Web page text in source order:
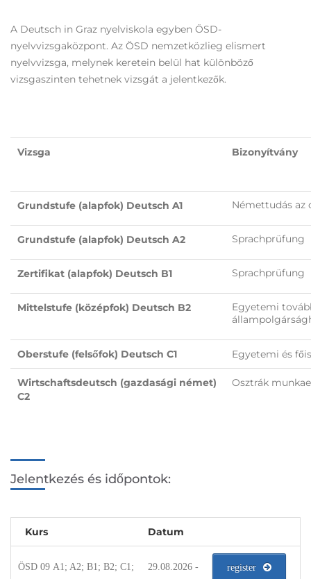
A Deutsch in Graz nyelviskola egyben ÖSD-
nyelvvizsgaközpont. Az ÖSD nemzetközlieg elismert
nyelvvizsga, melynek keretein belül hat különböző
vizsgaszinten tehetnek vizsgát a jelentkezők.
Vizsga Bizonyítvány
Grundstufe (alapfok) Deutsch A1 Némettudás az
Grundstufe (alapfok) Deutsch A2 Sprachprüfung
Zertifikat (alapfok) Deutsch B1 Sprachprüfung
Mittelstufe (középfok) Deutsch B2
Egyetemi
Oberstufe (felsőfok) Deutsch C1 Egyetemi és
Wirtschaftsdeutsch (gazdasági német)
C2
Osztrák
Jelentkezés és időpontok:
Kurs Datum
ÖSD 09 A1; A2; B1; B2; C1; 29.08.2026 - register